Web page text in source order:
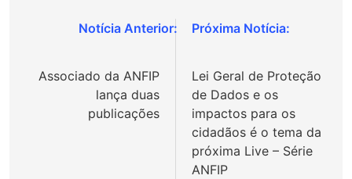
Navegação
Post
Associado da ANFIP
lança duas
publicações
Lei Geral de Proteção
de Dados e os
impactos para os
cidadãos é o tema da
próxima Live – Série
ANFIP